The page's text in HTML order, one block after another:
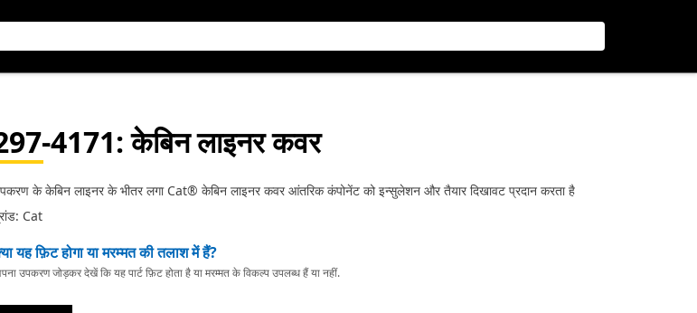
4171: केबिन लाइनर कवर
के केबिन लाइनर के भीतर लगा Cat® केबिन लाइनर कवर आंतरिक कंपोनेंट को इन्सुलेशन और तैयार दिखावट प्रदान करता है
Cat
यह फ़िट होगा या मरम्मत की तलाश में हैं?
उपकरण जोड़कर देखें कि यह पार्ट फ़िट होता है या मरम्मत के विकल्प उपलब्ध हैं या नहीं.